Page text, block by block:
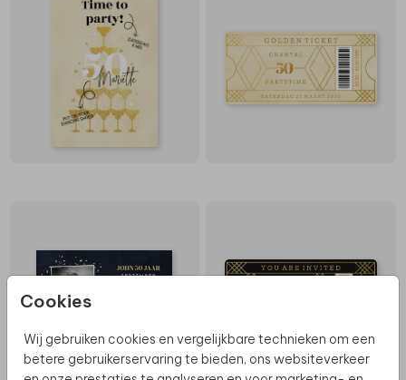
Cookies
Wij gebruiken cookies en vergelijkbare technieken om een
betere gebruikerservaring te bieden, ons websiteverkeer